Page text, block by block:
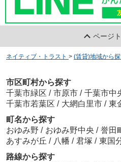
ページ
ネイティブ・トラスト > (賃貸)地域から
市区町村から探す
千葉市緑区 / 市原市 / 千葉市中
千葉市若葉区 / 大網白里市 / 東
町名から探す
おゆみ野 / おゆみ野中央 / 誉田
あすみが丘 / 八幡 / 君塚 / 東国
路線から探す